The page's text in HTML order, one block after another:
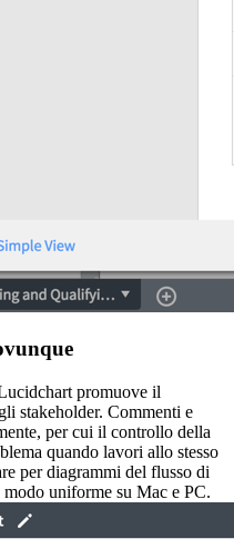
promuove il
stakeholder. Commenti e
per cui il controllo della
quando lavori allo stesso
per diagrammi del flusso di
uniforme su Mac e PC.